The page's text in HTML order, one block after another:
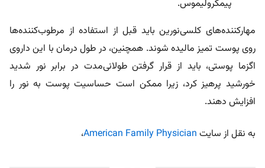
پیمکرولیموس.
مهارکننده‌های کلسی‌نورین باید قبل از استفاده از مرطوب‌کننده‌ها
روی پوست تمیز مالیده شوند. همچنین، در طول درمان با این داروی
اگزما پوستی، باید از قرار گرفتن طولانی‌مدت در برابر نور شدید
خورشید پرهیز کرد، زیرا ممکن است حساسیت پوست به نور را
افزایش دهند.
به نقل از سایت American Family Physician،